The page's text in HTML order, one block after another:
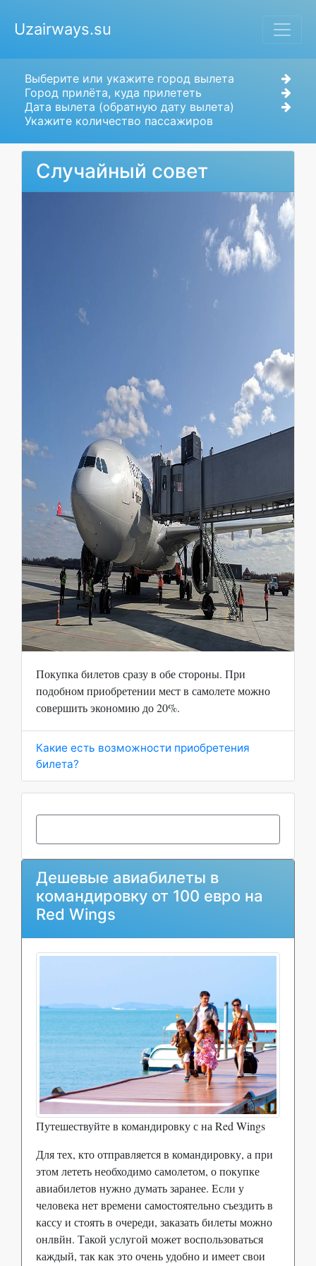
Uzairways.su
Выберите или укажите город вылета
Город прилёта, куда прилететь
Дата вылета (обратную дату вылета)
Укажите количество пассажиров
Случайный совет
Покупка билетов сразу в обе стороны. При
подобном приобретении мест в самолете можно
совершить экономию до 20%.
Какие есть возможности приобретения
билета?
Дешевые авиабилеты в
командировку от 100 евро на
Red Wings
Путешествуйте в командировку с на Red Wings
Для тех, кто отправляется в командировку, а при
этом лететь необходимо самолетом, о покупке
авиабилетов нужно думать заранее. Если у
человека нет времени самостоятельно съездить в
кассу и стоять в очереди, заказать билеты можно
онлвйн. Такой услугой может воспользоваться
каждый, так как это очень удобно и имеет свои